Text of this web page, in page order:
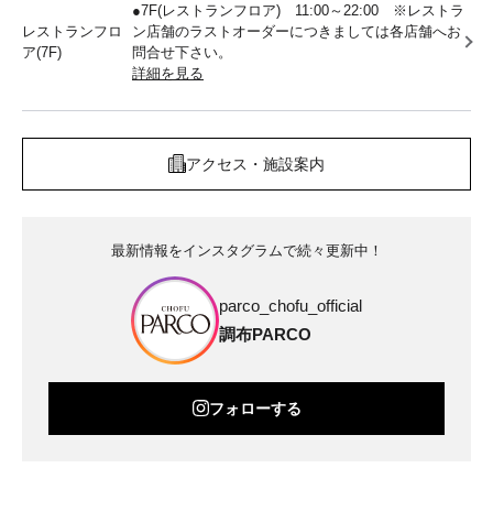
レストランフロ
ア(7F)
●7F(レストランフロア) 11:00～22:00 ※レストラ
ン店舗のラストオーダーにつきましては各店舗へお
問合せ下さい。
詳細を見る
アクセス・施設案内
最新情報をインスタグラムで続々更新中！
parco_chofu_official
調布PARCO
フォローする